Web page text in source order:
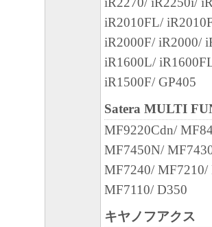
that court or tribunal and all
remain in full force and effect.
11. ACKNOWLEDGEMENT
BY CLICKING THE
SOFTWARE, YOU
READ THIS
TO BE BOUND BY ITS
ALSO AGREE THAT
COMPLETE AND
AGREEMENT BETWEEN
iR2010FL/
iR2000F/ iR2000/
iR1600L/
iR1500F/ GP405
Satera MULTI
MF9220Cdn/
MF7450N/
MF7240/
MF7110/ D350
キヤノフアクス